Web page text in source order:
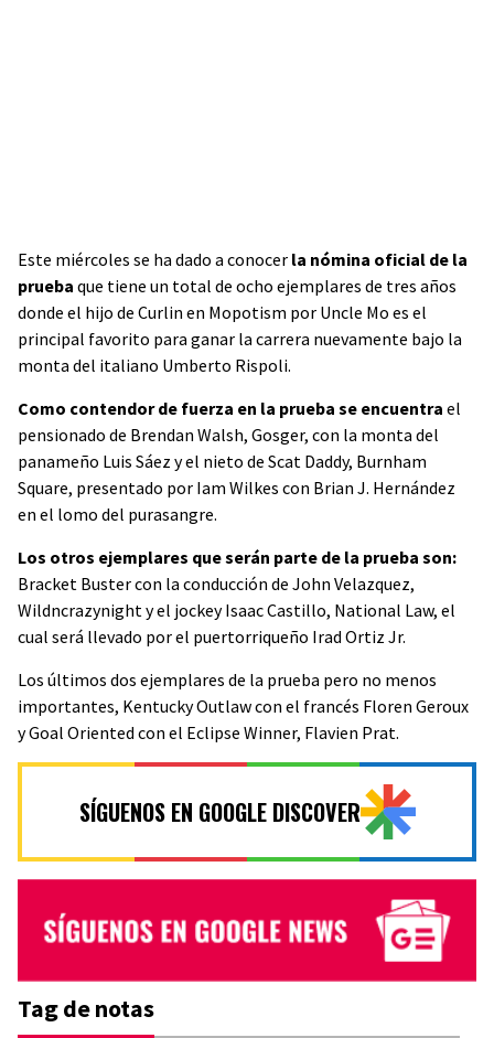
Este miércoles se ha dado a conocer la nómina oficial de la
prueba que tiene un total de ocho ejemplares de tres años
donde el hijo de Curlin en Mopotism por Uncle Mo es el
principal favorito para ganar la carrera nuevamente bajo la
monta del italiano Umberto Rispoli.
Como contendor de fuerza en la prueba se encuentra el
pensionado de Brendan Walsh, Gosger, con la monta del
panameño Luis Sáez y el nieto de Scat Daddy, Burnham
Square, presentado por Iam Wilkes con Brian J. Hernández
en el lomo del purasangre.
Los otros ejemplares que serán parte de la prueba son:
Bracket Buster con la conducción de John Velazquez,
Wildncrazynight y el jockey Isaac Castillo, National Law, el
cual será llevado por el puertorriqueño Irad Ortiz Jr.
Los últimos dos ejemplares de la prueba pero no menos
importantes, Kentucky Outlaw con el francés Floren Geroux
y Goal Oriented con el Eclipse Winner, Flavien Prat.
SÍGUENOS EN GOOGLE DISCOVER
Tag de notas